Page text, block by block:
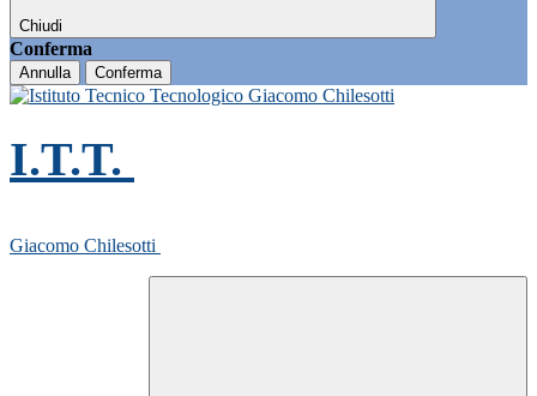
Chiudi
Conferma
Annulla Conferma
I.T.T.
Giacomo Chilesotti